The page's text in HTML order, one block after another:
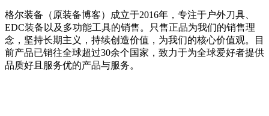
格尔装备（原装备博客）成立于2016年，专注于户外刀具、
EDC装备以及多功能工具的销售。只售正品为我们的销售理
念，坚持长期主义，持续创造价值，为我们的核心价值观。目
前产品已销往全球超过30余个国家，致力于为全球爱好者提供
品质好且服务优的产品与服务。